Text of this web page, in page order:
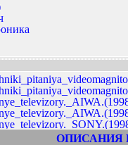
Pawel49...
ОПИСАНИЯ